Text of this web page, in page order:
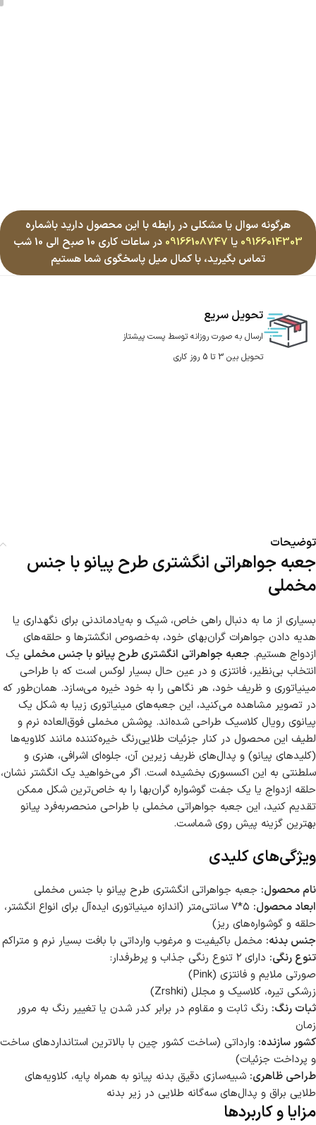
هرگونه سوال یا مشکلی در رابطه با این محصول دارید باشماره
09166014303 یا 09166108747
در ساعات کاری 10 صبح الی 10 شب
تماس بگیرید، با کمال میل پاسخگوی شما هستیم
تحویل سریع
ارسال به صورت روزانه توسط پست پیشتاز
تحویل بین 3 تا 5 روز کاری
توضیحات
جعبه جواهراتی انگشتری طرح پیانو با جنس
مخملی
بسیاری از ما به دنبال راهی خاص، شیک و به‌یادماندنی برای نگهداری یا
هدیه دادن جواهرات گران‌بهای خود، به‌خصوص انگشترها و حلقه‌های
ازدواج هستیم. جعبه جواهراتی انگشتری طرح پیانو با جنس مخملی یک
انتخاب بی‌نظیر، فانتزی و در عین حال بسیار لوکس است که با طراحی
مینیاتوری و ظریف خود، هر نگاهی را به خود خیره می‌سازد. همان‌طور که
در تصویر مشاهده می‌کنید، این جعبه‌های مینیاتوری زیبا به شکل یک
پیانوی رویال کلاسیک طراحی شده‌اند. پوشش مخملی فوق‌العاده نرم و
لطیف این محصول در کنار جزئیات طلایی‌رنگ خیره‌کننده مانند کلاویه‌ها
(کلیدهای پیانو) و پدال‌های ظریف زیرین آن، جلوه‌ای اشرافی، هنری و
سلطنتی به این اکسسوری بخشیده است. اگر می‌خواهید یک انگشتر نشان،
حلقه ازدواج یا یک جفت گوشواره گران‌بها را به خاص‌ترین شکل ممکن
تقدیم کنید، این جعبه جواهراتی مخملی با طراحی منحصربه‌فرد پیانو
بهترین گزینه پیش روی شماست.
ویژگی‌های کلیدی
نام محصول: جعبه جواهراتی انگشتری طرح پیانو با جنس مخملی
ابعاد محصول:
۵*۷ سانتی‌متر (اندازه مینیاتوری ایده‌آل برای انواع انگشتر،
حلقه و گوشواره‌های ریز)
جنس بدنه: مخمل باکیفیت و مرغوب وارداتی با بافت بسیار نرم و متراکم
تنوع رنگی: دارای ۲ تنوع رنگی جذاب و پرطرفدار:
صورتی ملایم و فانتزی (Pink)
زرشکی تیره، کلاسیک و مجلل (Zrshki)
ثبات رنگ: رنگ ثابت و مقاوم در برابر کدر شدن یا تغییر رنگ به مرور
زمان
کشور سازنده: وارداتی (ساخت کشور چین با بالاترین استانداردهای ساخت
و پرداخت جزئیات)
طراحی ظاهری: شبیه‌سازی دقیق بدنه پیانو به همراه پایه، کلاویه‌های
طلایی براق و پدال‌های سه‌گانه طلایی در زیر بدنه
مزایا و کاربردها